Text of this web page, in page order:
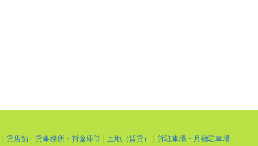
貸店舗・貸事務所・貸倉庫等 土地（賃貸） 貸駐車場・月極駐車場